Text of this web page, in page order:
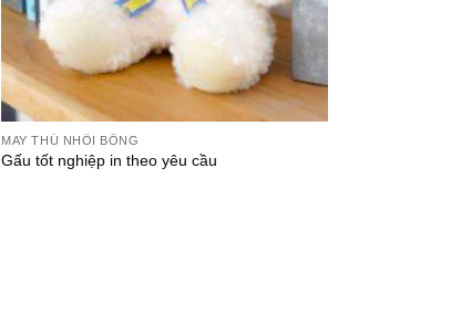
MAY THÚ NHỒI BÔNG
Gấu tốt nghiệp in theo yêu cầu